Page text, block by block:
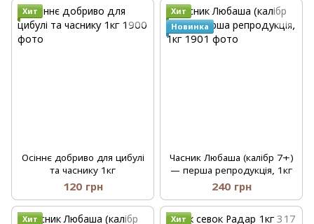
Хит
Осіннє добриво для цибулі
та часнику 1кг
120 грн
Хит
Новинка
Часник Любаша (калібр 7+)
— перша репродукція, 1кг
240 грн
Хит
Хит